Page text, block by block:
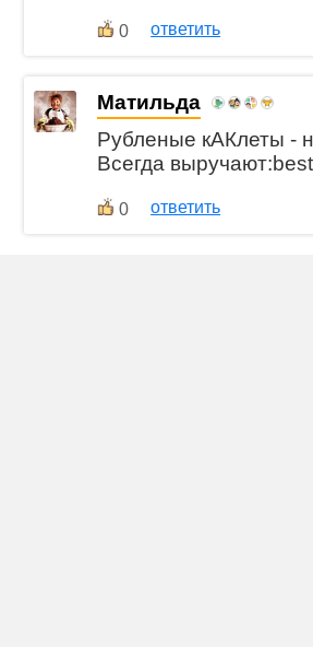
0 ответить
Матильда
Рубленые кАКлеты -
Всегда
0 ответить